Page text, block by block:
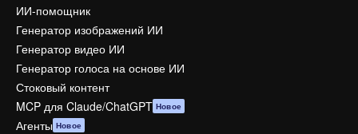
ИИ-помощник
Генератор изображений ИИ
Генератор видео ИИ
Генератор голоса на основе ИИ
Стоковый контент
MCP для Claude/ChatGPT Новое
Агенты Новое